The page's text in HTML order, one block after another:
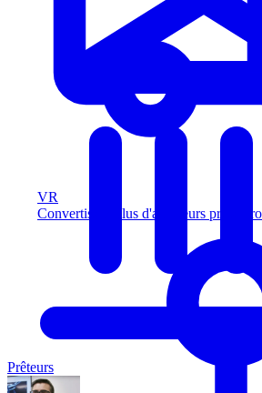
VR
Convertissez plus d'acheteurs prêts à
Prêteurs